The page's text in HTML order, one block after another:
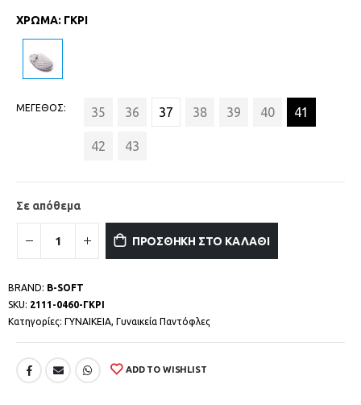
ΧΡΩΜΑ: ΓΚΡΙ
ΜΕΓΕΘΟΣ 35 36 37 38 39 40 41
42 43
Σε απόθεμα
ΠΡΟΣΘΗΚΗ ΣΤΟ ΚΑΛΑΘΙ
BRAND: B-SOFT
SKU: 2111-0460-ΓΚΡΙ
Κατηγορίες: ΓΥΝΑΙΚΕΙΑ, Γυναικεία Παντόφλες
ADD TO WISHLIST